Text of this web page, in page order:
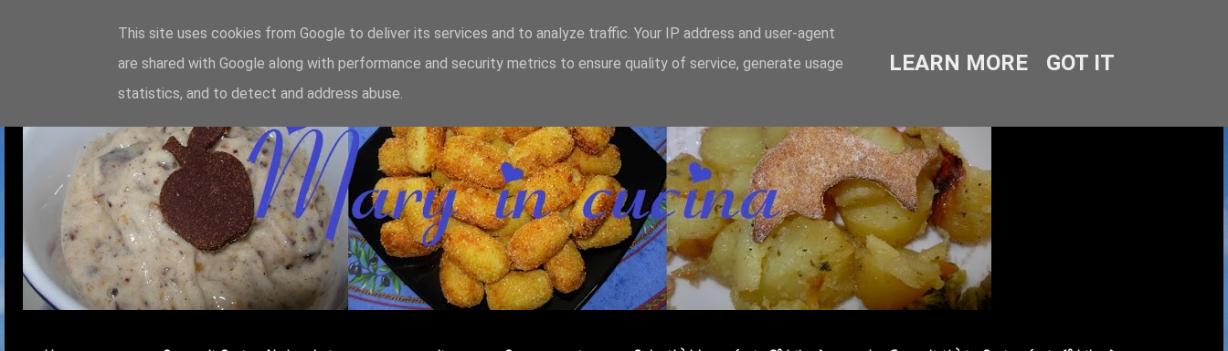
This site uses cookies from Google to deliver its services and to analyze traffic. Your IP address and user-agent
are shared with Google along with performance and security metrics to ensure quality of service, generate usage
statistics, and to detect and address abuse.
LEARN MORE GOT IT